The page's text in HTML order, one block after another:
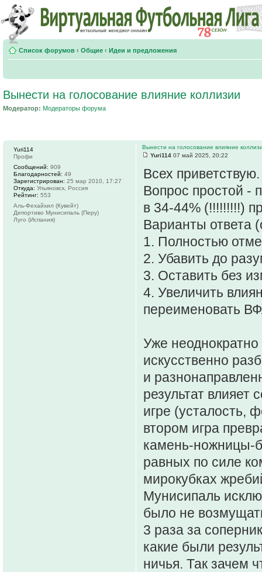
Список форумов ‹ Общие ‹ Идеи и предложения
Вынести на голосование влияние коллизии
Модератор: Модераторы форума
Вынести на голосование влияние
Yuri114 07 май 2025, 20:22
Всех приветствую.
Вопрос простой -
в 34-44% (!!!!!!!!!)
Варианты ответа
1. Полностью
2. Убавить до
3. Оставить без
4. Увеличить
переименовать
Уже
искусственно
и
результат влияет
игре (усталость,
втором игра
камень-ножницы-
равных по силе
мирокубках
Мунисипаль
было не
3 раза за
какие были
ничья. Так зачем
Yuri114
Профи
Сообщений: 909
Благодарностей: 49
Зарегистрирован: 25 мар 2010, 17:27
Откуда: Ульяновск, Россия
Рейтинг: 553
Аль-Фехайхил (Кувейт)
Депортиво Мунисипаль (Перу)
Луго (Испания)